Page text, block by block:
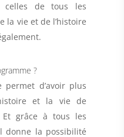
celles de tous les
la vie et de l’histoire
?
permet d’avoir plus
et la vie de
Et grâce à tous les
donne la possibilité